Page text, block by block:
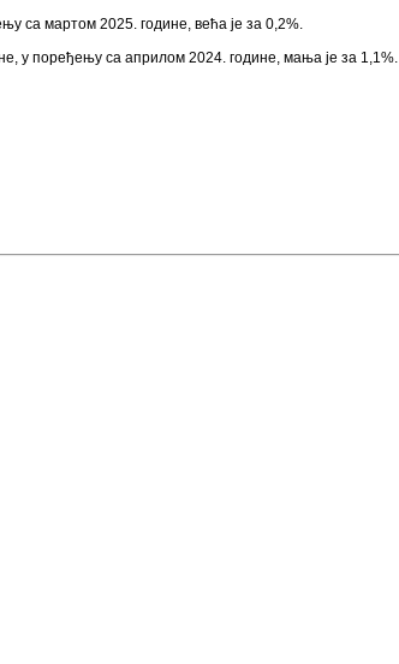
са мартом 2025. године, већа је за 0,2%.
у поређењу са априлом 2024. године, мања је за 1,1%.